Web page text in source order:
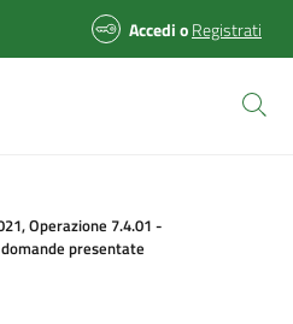
AccedioRegistrati
Operazione 7.4.01 -
presentate